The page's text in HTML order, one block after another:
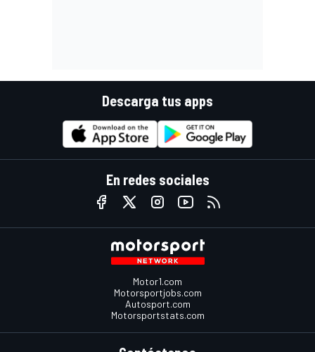
Descarga tus apps
En redes sociales
Motor1.com
Motorsportjobs.com
Autosport.com
Motorsportstats.com